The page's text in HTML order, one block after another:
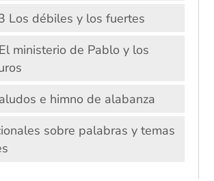
Los débiles y los fuertes
ministerio de Pablo y los
e himno de alabanza
sobre palabras y temas